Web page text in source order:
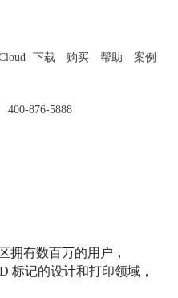
下载 购买 帮助 案例
400-876-5888
拥有数百万的用户，
标记的设计和打印领域，